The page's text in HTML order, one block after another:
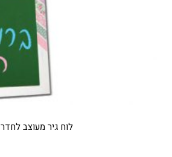
לוח גיר מעוצב לחדר